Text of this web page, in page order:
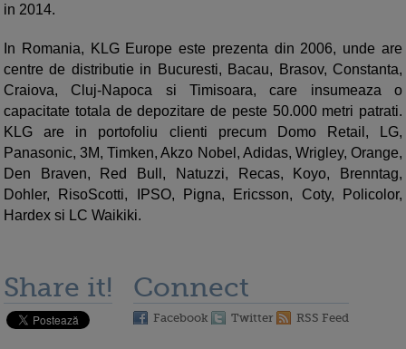
in 2014.
In Romania, KLG Europe este prezenta din 2006, unde are
centre de distributie in Bucuresti, Bacau, Brasov, Constanta,
Craiova, Cluj-Napoca si Timisoara, care insumeaza o
capacitate totala de depozitare de peste 50.000 metri patrati.
KLG are in portofoliu clienti precum Domo Retail, LG,
Panasonic, 3M, Timken, Akzo Nobel, Adidas, Wrigley, Orange,
Den Braven, Red Bull, Natuzzi, Recas, Koyo, Brenntag,
Dohler, RisoScotti, IPSO, Pigna, Ericsson, Coty, Policolor,
Hardex si LC Waikiki.
Share it! Connect
Facebook Twitter RSS Feed